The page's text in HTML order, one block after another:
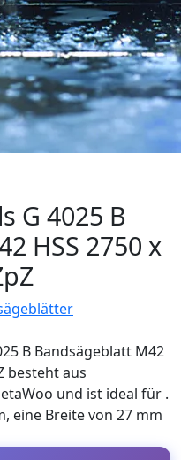
G 4025 B
HSS 2750 x
B Bandsägeblatt M42
besteht aus
und ist ideal für .
eine Breite von 27 mm